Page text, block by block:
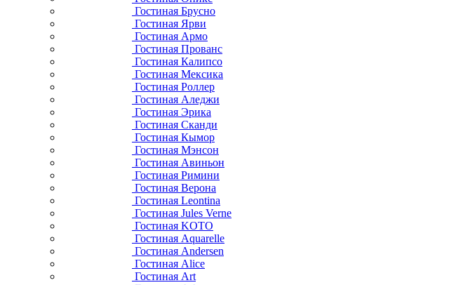
Гостиная Брусно
Гостиная Ярви
Гостиная Армо
Гостиная Прованс
Гостиная Калипсо
Гостиная Мексика
Гостиная Роллер
Гостиная Аледжи
Гостиная Эрика
Гостиная Сканди
Гостиная Кымор
Гостиная Мэнсон
Гостиная Авиньон
Гостиная Римини
Гостиная Верона
Гостиная Leontina
Гостиная Jules Verne
Гостиная KOTO
Гостиная Aquarelle
Гостиная Andersen
Гостиная Alice
Гостиная Art